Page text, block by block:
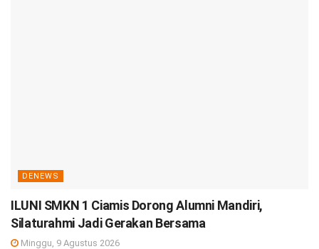
DENEWS
ILUNI SMKN 1 Ciamis Dorong Alumni Mandiri,
Silaturahmi Jadi Gerakan Bersama
Minggu, 9 Agustus 2026